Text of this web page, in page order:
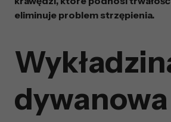
eliminuje problem strzępienia.